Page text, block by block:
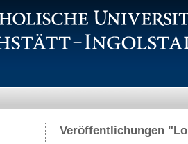
Veröffentlichungen "